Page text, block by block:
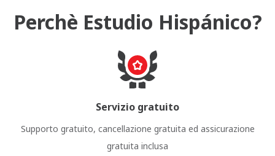
Perchè Estudio Hispánico?
Servizio gratuito
Supporto gratuito, cancellazione gratuita ed assicurazione
gratuita inclusa